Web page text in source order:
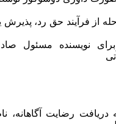
از فرآیند حق رد، پذیرش یا
نویسنده مسئول صادر
رضایت آگاهانه، نام